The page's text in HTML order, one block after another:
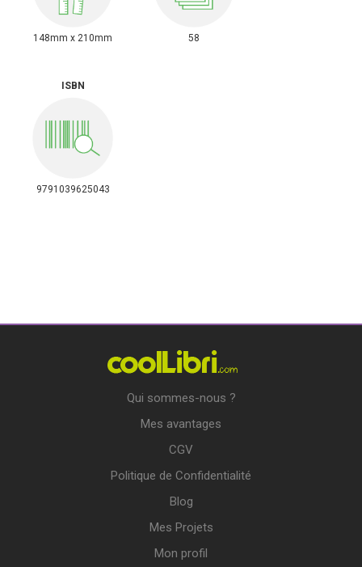
148mm x 210mm 58
ISBN
9791039625043
Qui sommes-nous ?
Mes avantages
CGV
Politique de Confidentialité
Blog
Mes Projets
Mon profil